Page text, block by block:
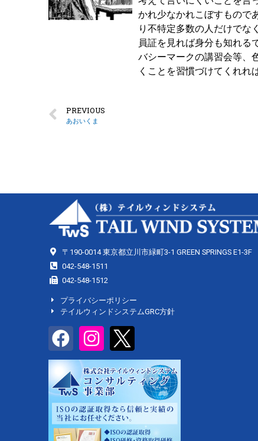
かれ少なかれこぼすもので
り不特定多数の人だけでな
員証を見れば身分も知れる
バシーマークの講習会等、
くことを習慣づけてくれれ
PREVIOUS
あおいくま
〒190-0014 東京都立川市緑町3-1 GREEN SPRINGS E1-3F
042-548-1511
042-548-1512
プライバシーポリシー
テイルウィンドシステムGRC方針